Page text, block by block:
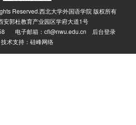
Reserved.西北大学外国语学院 版权所有
安郭杜教育产业园区学府大道1号
电子邮箱：cfl@nwu.edu.cn
后台登录
技术支持： 硅峰网络